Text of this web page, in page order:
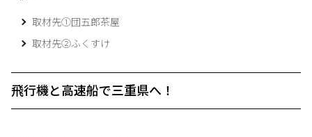
取材先①団五郎茶屋
取材先②ふくすけ
飛行機と高速船で三重県へ！